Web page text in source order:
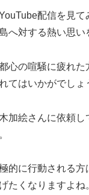
配信を見て
へ対する熱い思い
心の喧騒に疲れた
てはいかがでしょ
加絵さんに依頼し
的に行動される
たくなりますよね